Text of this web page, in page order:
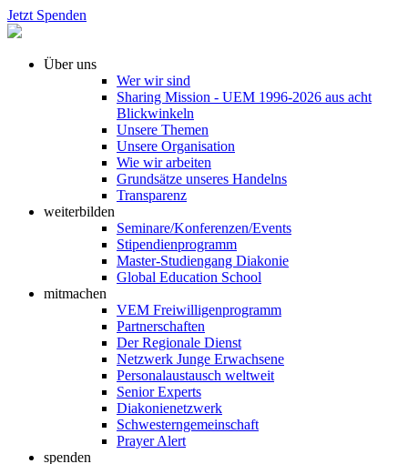
Jetzt Spenden
Über uns
Wer wir sind
Sharing Mission - UEM 1996-2026 aus acht
Blickwinkeln
Unsere Themen
Unsere Organisation
Wie wir arbeiten
Grundsätze unseres Handelns
Transparenz
weiterbilden
Seminare/Konferenzen/Events
Stipendienprogramm
Master-Studiengang Diakonie
Global Education School
mitmachen
VEM Freiwilligenprogramm
Partnerschaften
Der Regionale Dienst
Netzwerk Junge Erwachsene
Personalaustausch weltweit
Senior Experts
Diakonienetzwerk
Schwesterngemeinschaft
Prayer Alert
spenden